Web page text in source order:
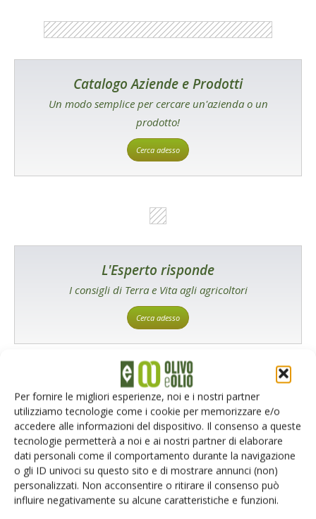
Per fornire le migliori esperienze, noi e i nostri partner
utilizziamo tecnologie come i cookie per memorizzare e/o
accedere alle informazioni del dispositivo. Il consenso a queste
tecnologie permetterà a noi e ai nostri partner di elaborare
dati personali come il comportamento durante la navigazione
o gli ID univoci su questo sito e di mostrare annunci (non)
personalizzati. Non acconsentire o ritirare il consenso può
influire negativamente su alcune caratteristiche e funzioni.
Catalogo Aziende e Prodotti
Un modo semplice per cercare un'azienda o un
prodotto!
Cerca adesso
L'Esperto risponde
I consigli di Terra e Vita agli agricoltori
Cerca adesso
Rimani aggiornato sul mondo
dell’agricoltura